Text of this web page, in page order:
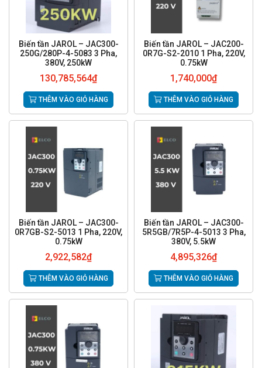
Biến tần JAROL – JAC300-
250G/280P-4-5083 3 Pha,
380V, 250kW
130,785,564₫
THÊM VÀO GIỎ HÀNG
Biến tần JAROL – JAC200-
0R7G-S2-2010 1 Pha, 220V,
0.75kW
1,740,000₫
THÊM VÀO GIỎ HÀNG
Biến tần JAROL – JAC300-
0R7GB-S2-5013 1 Pha, 220V,
0.75kW
2,922,582₫
THÊM VÀO GIỎ HÀNG
Biến tần JAROL – JAC300-
5R5GB/7R5P-4-5013 3 Pha,
380V, 5.5kW
4,895,326₫
THÊM VÀO GIỎ HÀNG